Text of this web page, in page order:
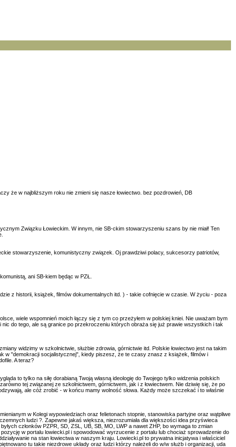
że w najbliższym roku nie zmieni się nasze łowiectwo. bez pozdrowień, DB
Związku Łowieckim. W innym, nie SB-ckim stowarzyszeniu szans by nie miał! Ten
stowarzyszenie, komunistyczny związek. Oj prawdziwi polacy, sukcesorzy patriotów,
ani SB-kiem będąc w PZŁ.
z historii, książek, filmów dokumentalnych itd. ) - takie cofnięcie w czasie. W życiu - poza
wiele wspomnień moich łączy się z tym co przeżyłem w polskiej kniei. Nie uważam bym
do tego, ale są granice po przekroczeniu których obraża się już prawie wszystkich i tak
widzimy w szkolnictwie, służbie zdrowia, górnictwie itd. Polskie łowiectwo jest na takim
w "demokracji socjalistycznej", kiedy piszesz, że te czasy znasz z książek, filmów i
A teraz?
to tylko na siłę dorabianą Twoją własną ideologię do Twojego tylko widzenia polskich
tej związanej ze szkolnictwem, górnictwem, jak i z łowiectwem. Nie dziwię się, że po
ale cóż zrobić - w końcu mamy wolność słowa. Każdy może szczekać i to właśnie
w Kolegi wypowiedziach oraz felietonach stopnie, stanowiska partyjne oraz wątpliwe
ludzi ?. Zapewne jakaś większa, niezrozumiała dla większości idea przyświeca
członków PZPR, SD, ZSL, UB, SB, MO, LWP a nawet ZHP, bo wymaga to zmian
w portalu lowiecki.pl i spowodować wyrzucenie z portalu lub chociaż sprowadzenie do
na stan łowiectwa w naszym kraju. Lowiecki.pl to prywatna inicjatywa i właściciel
tu takie niezdrowe układy oraz ludzi którzy należeli do w/w służb i organizacji, uda